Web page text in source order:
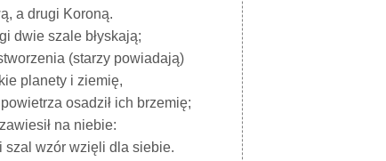
a drugi Koroną.
dwie szale błyskają;
(starzy powiadają)
planety i ziemię,
osadził ich brzemię;
na niebie:
szal wzór wzięli dla siebie.